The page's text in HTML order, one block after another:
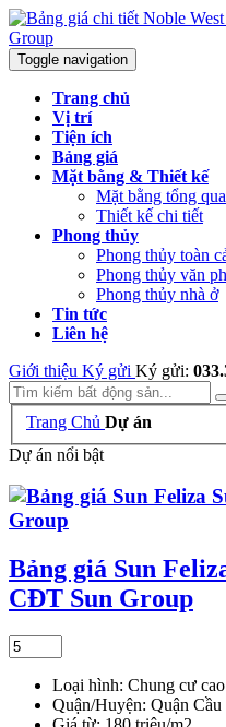
Toggle navigation
Trang chủ
Vị trí
Tiện ích
Bảng giá
Mặt bằng & Thiết kế
Mặt bằng tổng
Thiết kế chi tiết
Phong thủy
Phong thủy toàn
Phong thủy văn
Phong thủy nhà ở
Tin tức
Liên hệ
Giới thiệu Ký gửi Ký gửi:
Trang Chủ Dự án
Dự án nổi bật
Bảng giá Sun
CĐT Sun Group
Loại hình: Chung cư
Quận/Huyện: Quận